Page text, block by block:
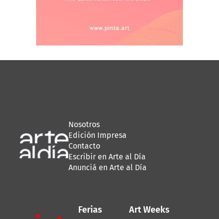
Nosotros
Edición Impresa
Contacto
Escribir en Arte al Día
Anunciá en Arte al Día
Ferias Art Weeks